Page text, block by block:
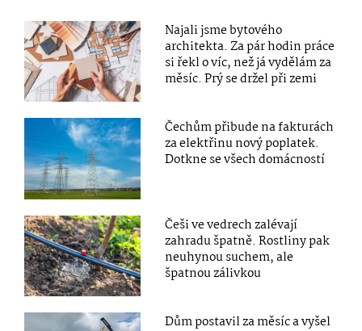
Najali jsme bytového
architekta. Za pár hodin práce
si řekl o víc, než já vydělám za
měsíc. Prý se držel při zemi
Čechům přibude na fakturách
za elektřinu nový poplatek.
Dotkne se všech domácností
Češi ve vedrech zalévají
zahradu špatně. Rostliny pak
neuhynou suchem, ale
špatnou zálivkou
Dům postavil za měsíc a vyšel